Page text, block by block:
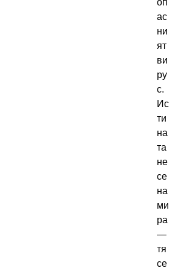
ас
ни
ят
ви
ру
с.
Ис
ти
на
та
не
се
на
ми
ра
—
тя
се